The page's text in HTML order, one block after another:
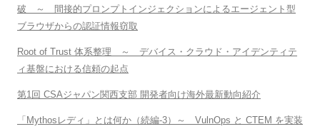
破 ～ 間接的プロンプトインジェクションによるエージェント型
ブラウザからの認証情報窃取
Root of Trust 体系整理 ～ デバイス・クラウド・アイデンティテ
ィ基盤における信頼の起点
第1回 CSAジャパン関西支部 開発者向け海外最新動向紹介
「Mythosレディ」とは何か（続編-3）～ VulnOps と CTEM を実装